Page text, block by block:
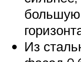
большую
Из